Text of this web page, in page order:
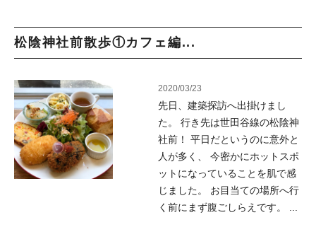
松陰神社前散歩①カフェ編...
2020/03/23
先日、建築探訪へ出掛けまし
た。 行き先は世田谷線の松陰神
社前！ 平日だというのに意外と
人が多く、 今密かにホットスポ
ットになっていることを肌で感
じました。 お目当ての場所へ行
く前にまず腹ごしらえです。 ...